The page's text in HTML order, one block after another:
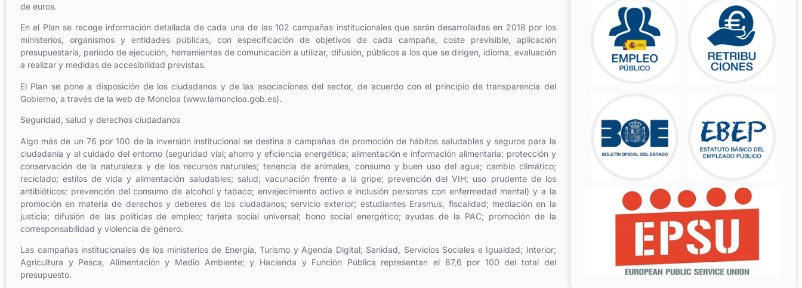
de euros.
En el Plan se recoge información detallada de cada una de las 102 campañas institucionales que serán desarrolladas en 2018 por los
ministerios, organismos y entidades públicas, con especificación de objetivos de cada campaña, coste previsible, aplicación
presupuestaria, periodo de ejecución, herramientas de comunicación a utilizar, difusión, públicos a los que se dirigen, idioma, evaluación
a realizar y medidas de accesibilidad previstas.
El Plan se pone a disposición de los ciudadanos y de las asociaciones del sector, de acuerdo con el principio de transparencia del
Gobierno, a través de la web de Moncloa (www.lamoncloa.gob.es).
Seguridad, salud y derechos ciudadanos
Algo más de un 76 por 100 de la inversión institucional se destina a campañas de promoción de hábitos saludables y seguros para la
ciudadanía y al cuidado del entorno (seguridad vial; ahorro y eficiencia energética; alimentación e información alimentaria; protección y
conservación de la naturaleza y de los recursos naturales; tenencia de animales, consumo y buen uso del agua; cambio climático;
reciclado; estilos de vida y alimentación saludables; salud; vacunación frente a la gripe; prevención del VIH; uso prudente de los
antibióticos; prevención del consumo de alcohol y tabaco; envejecimiento activo e inclusión personas con enfermedad mental) y a la
promoción en materia de derechos y deberes de los ciudadanos; servicio exterior; estudiantes Erasmus, fiscalidad; mediación en la
justicia; difusión de las políticas de empleo; tarjeta social universal; bono social energético; ayudas de la PAC; promoción de la
corresponsabilidad y violencia de género.
Las campañas institucionales de los ministerios de Energía, Turismo y Agenda Digital; Sanidad, Servicios Sociales e Igualdad; Interior;
Agricultura y Pesca, Alimentación y Medio Ambiente; y Hacienda y Función Pública representan el 87,6 por 100 del total del
presupuesto.